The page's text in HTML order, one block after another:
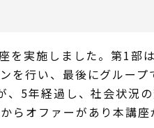
を実施しました。第1部
を行い、最後にグルー
、5年経過し、社会状況
らオファーがあり本講座